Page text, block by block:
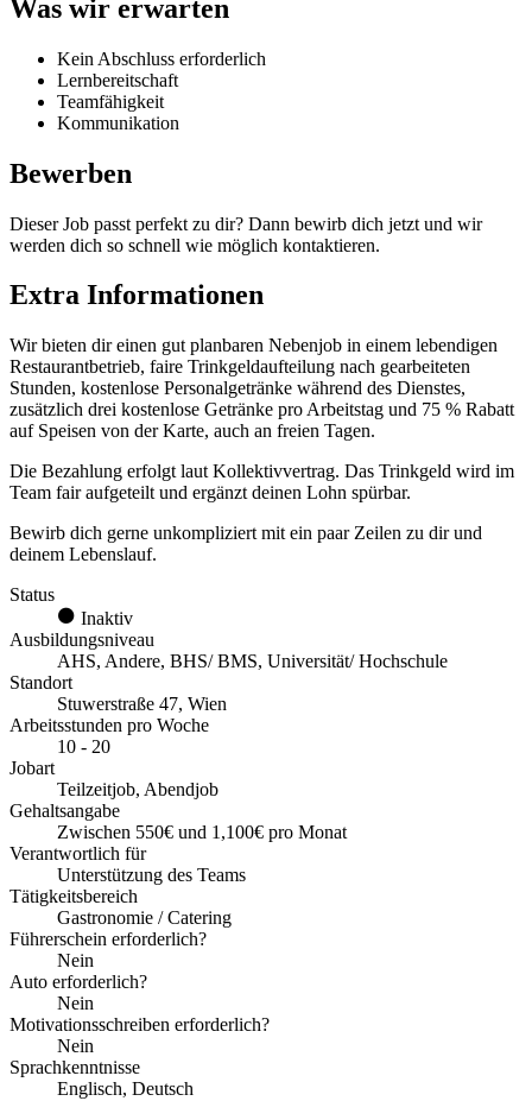
Was wir erwarten
Kein Abschluss erforderlich
Lernbereitschaft
Teamfähigkeit
Kommunikation
Bewerben
Dieser Job passt perfekt zu dir? Dann bewirb dich jetzt und wir
werden dich so schnell wie möglich kontaktieren.
Extra Informationen
Wir bieten dir einen gut planbaren Nebenjob in einem lebendigen
Restaurantbetrieb, faire Trinkgeldaufteilung nach gearbeiteten
Stunden, kostenlose Personalgetränke während des Dienstes,
zusätzlich drei kostenlose Getränke pro Arbeitstag und 75 % Rabatt
auf Speisen von der Karte, auch an freien Tagen.
Die Bezahlung erfolgt laut Kollektivvertrag. Das Trinkgeld wird im
Team fair aufgeteilt und ergänzt deinen Lohn spürbar.
Bewirb dich gerne unkompliziert mit ein paar Zeilen zu dir und
deinem Lebenslauf.
Status
Inaktiv
Ausbildungsniveau
AHS, Andere, BHS/ BMS, Universität/ Hochschule
Standort
Stuwerstraße 47, Wien
Arbeitsstunden pro Woche
10 - 20
Jobart
Teilzeitjob, Abendjob
Gehaltsangabe
Zwischen 550€ und 1,100€ pro Monat
Verantwortlich für
Unterstützung des Teams
Tätigkeitsbereich
Gastronomie / Catering
Führerschein erforderlich?
Nein
Auto erforderlich?
Nein
Motivationsschreiben erforderlich?
Nein
Sprachkenntnisse
Englisch, Deutsch